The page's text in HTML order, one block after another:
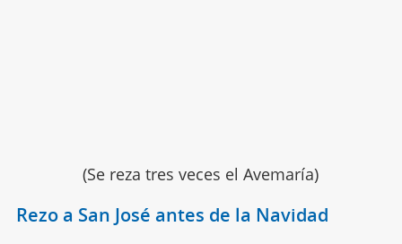
(Se reza tres veces el Avemaría)
Rezo a San José antes de la Navidad